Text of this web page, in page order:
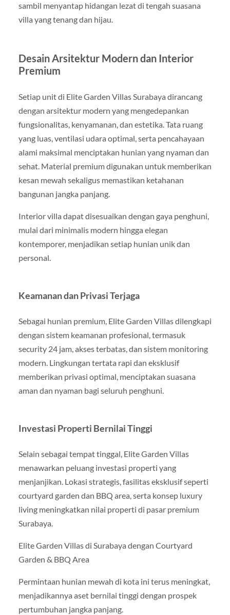
sambil menyantap hidangan lezat di tengah suasana
villa yang tenang dan hijau.
Desain Arsitektur Modern dan Interior
Premium
Setiap unit di Elite Garden Villas Surabaya dirancang
dengan arsitektur modern yang mengedepankan
fungsionalitas, kenyamanan, dan estetika. Tata ruang
yang luas, ventilasi udara optimal, serta pencahayaan
alami maksimal menciptakan hunian yang nyaman dan
sehat. Material premium digunakan untuk memberikan
kesan mewah sekaligus memastikan ketahanan
bangunan jangka panjang.
Interior villa dapat disesuaikan dengan gaya penghuni,
mulai dari minimalis modern hingga elegan
kontemporer, menjadikan setiap hunian unik dan
personal.
Keamanan dan Privasi Terjaga
Sebagai hunian premium, Elite Garden Villas dilengkapi
dengan sistem keamanan profesional, termasuk
security 24 jam, akses terbatas, dan sistem monitoring
modern. Lingkungan tertata rapi dan eksklusif
memberikan privasi optimal, menciptakan suasana
aman dan nyaman bagi seluruh penghuni.
Investasi Properti Bernilai Tinggi
Selain sebagai tempat tinggal, Elite Garden Villas
menawarkan peluang investasi properti yang
menjanjikan. Lokasi strategis, fasilitas eksklusif seperti
courtyard garden dan BBQ area, serta konsep luxury
living meningkatkan nilai properti di pasar premium
Surabaya.
Elite Garden Villas di Surabaya dengan Courtyard
Garden & BBQ Area
Permintaan hunian mewah di kota ini terus meningkat,
menjadikannya aset bernilai tinggi dengan prospek
pertumbuhan jangka panjang.